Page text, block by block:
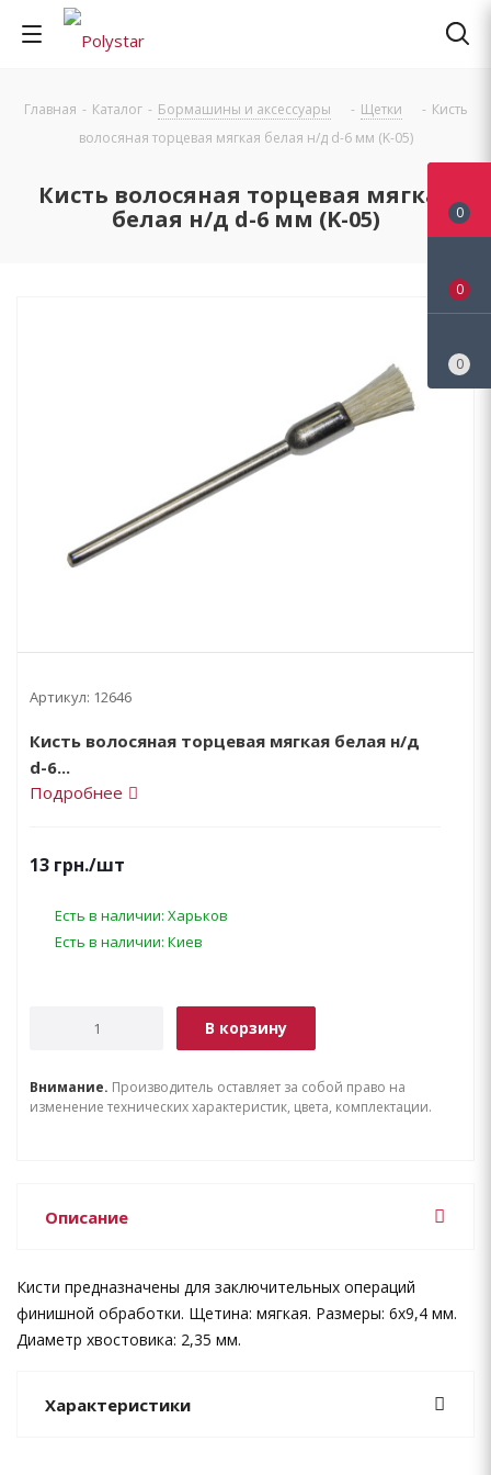
Главная - Каталог - Бормашины и аксессуары - Щетки - Кисть
волосяная торцевая мягкая белая н/д d-6 мм (K-05)
Кисть волосяная торцевая мягкая
белая н/д d-6 мм (K-05)
Артикул: 12646
Кисть волосяная торцевая мягкая белая н/д
d-6...
Подробнее
13 грн./шт
Есть в наличии: Харьков
Есть в наличии: Киев
В корзину
Внимание. Производитель оставляет за собой право на
изменение технических характеристик, цвета, комплектации.
Описание
Кисти предназначены для заключительных операций
финишной обработки. Щетина: мягкая. Размеры: 6х9,4 мм.
Диаметр хвостовика: 2,35 мм.
Характеристики
0
0
0